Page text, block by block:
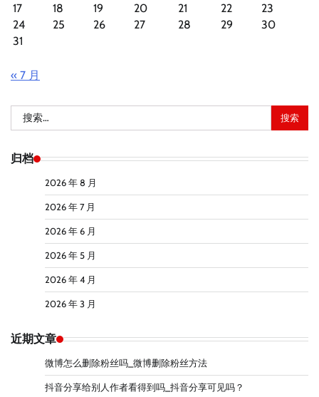
17
18 19 20 21 22
23
24
25 26 27 28 29
30
31
« 7 月
索：
归档
2026 年 8 月
2026 年 7 月
2026 年 6 月
2026 年 5 月
2026 年 4 月
2026 年 3 月
近期文章
微博怎么删除粉丝吗_微博删除粉丝方法
抖音分享给别人作者看得到吗_抖音分享可见吗？